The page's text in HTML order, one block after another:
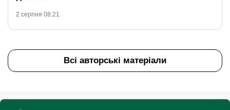
2 серпня 08:21
Всі авторські матеріали